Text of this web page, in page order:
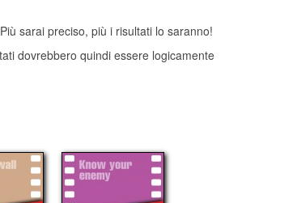
sarai preciso, più i risultati lo saranno!
dovrebbero quindi essere logicamente